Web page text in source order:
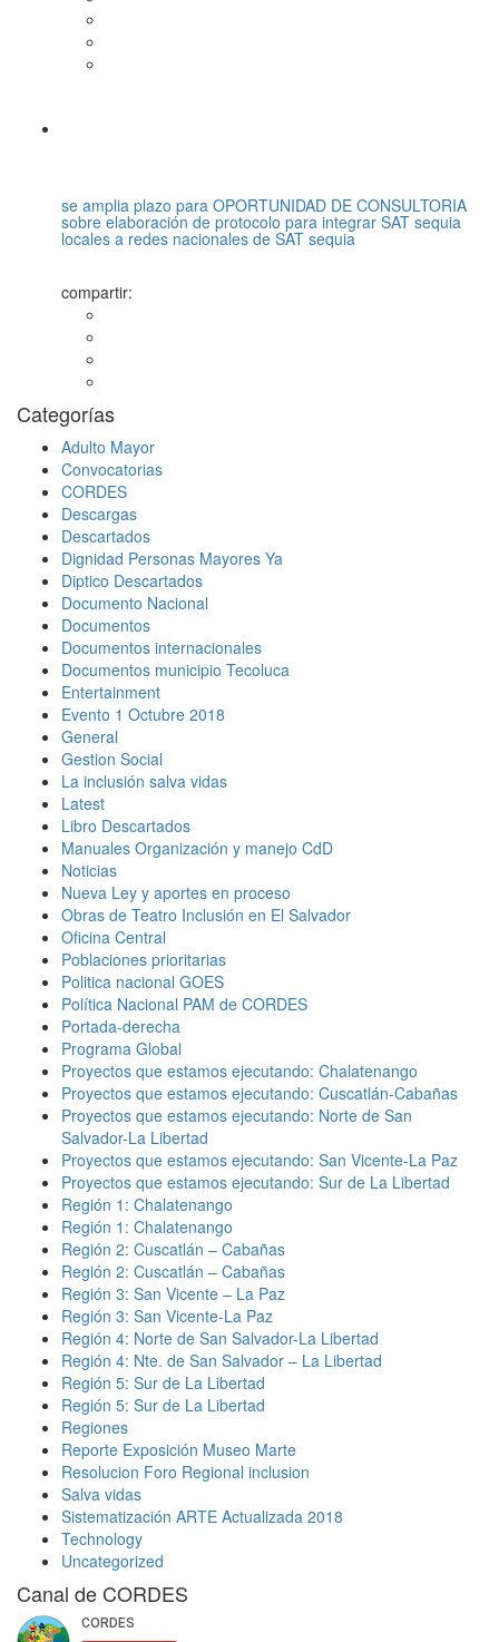
se amplia plazo para OPORTUNIDAD DE CONSULTORIA
sobre elaboración de protocolo para integrar SAT sequia
locales a redes nacionales de SAT sequia
compartir:
Categorías
Adulto Mayor
Convocatorias
CORDES
Descargas
Descartados
Dignidad Personas Mayores Ya
Diptico Descartados
Documento Nacional
Documentos
Documentos internacionales
Documentos municipio Tecoluca
Entertainment
Evento 1 Octubre 2018
General
Gestion Social
La inclusión salva vidas
Latest
Libro Descartados
Manuales Organización y manejo CdD
Noticias
Nueva Ley y aportes en proceso
Obras de Teatro Inclusión en El Salvador
Oficina Central
Poblaciones prioritarias
Politica nacional GOES
Política Nacional PAM de CORDES
Portada-derecha
Programa Global
Proyectos que estamos ejecutando: Chalatenango
Proyectos que estamos ejecutando: Cuscatlán-Cabañas
Proyectos que estamos ejecutando: Norte de San
Salvador-La Libertad
Proyectos que estamos ejecutando: San Vicente-La Paz
Proyectos que estamos ejecutando: Sur de La Libertad
Región 1: Chalatenango
Región 1: Chalatenango
Región 2: Cuscatlán – Cabañas
Región 2: Cuscatlán – Cabañas
Región 3: San Vicente – La Paz
Región 3: San Vicente-La Paz
Región 4: Norte de San Salvador-La Libertad
Región 4: Nte. de San Salvador – La Libertad
Región 5: Sur de La Libertad
Región 5: Sur de La Libertad
Regiones
Reporte Exposición Museo Marte
Resolucion Foro Regional inclusion
Salva vidas
Sistematización ARTE Actualizada 2018
Technology
Uncategorized
Canal de CORDES